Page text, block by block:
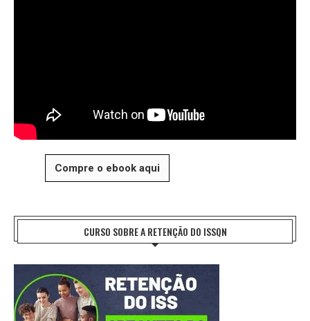
Compre o ebook aqui
CURSO SOBRE A RETENÇÃO DO ISSQN